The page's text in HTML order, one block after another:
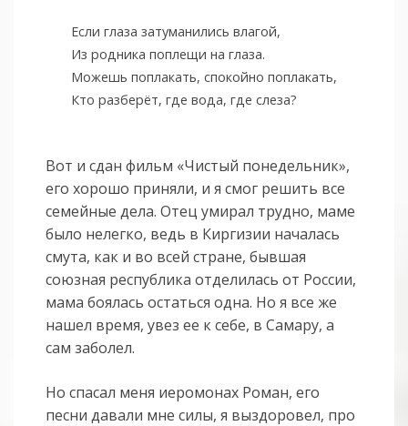
Если глаза затуманились влагой,
Из родника поплещи на глаза.
Можешь поплакать, спокойно поплакать,
Кто разберёт, где вода, где слеза?
Вот и сдан фильм «Чистый понедельник»,
его хорошо приняли, и я смог решить все
семейные дела. Отец умирал трудно, маме
было нелегко, ведь в Киргизии началась
смута, как и во всей стране, бывшая
союзная республика отделилась от России,
мама боялась остаться одна. Но я все же
нашел время, увез ее к себе, в Самару, а
сам заболел.
Но спасал меня иеромонах Роман, его
песни давали мне силы, я выздоровел, про